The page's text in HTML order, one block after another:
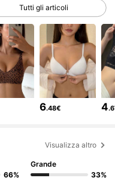
Tutti gli articoli
6.48€ 4
Visualizza altro
66%
Grande
33%